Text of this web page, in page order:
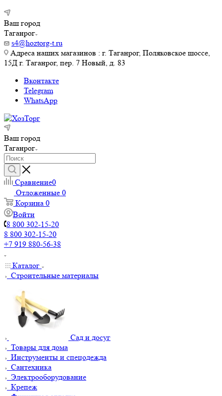
Ваш город
Таганрог
s4@hoztorg-t.ru
Адреса наших магазинов : г. Таганрог, Поляковское шоссе,
15Д г. Таганрог, пер. 7 Новый, д. 83
Вконтакте
Telegram
WhatsApp
Ваш город
Таганрог
Сравнение0
Отложенные 0
Корзина 0
Войти
8 800 302-15-20
8 800 302-15-20
+7 919 880-56-38
Каталог
Строительные материалы
Сад и досуг
Товары для дома
Инструменты и спецодежда
Сантехника
Электрооборудование
Крепеж